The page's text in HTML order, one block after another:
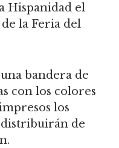
Hispanidad el
la Feria del
bandera de
con los colores
los
distribuirán de